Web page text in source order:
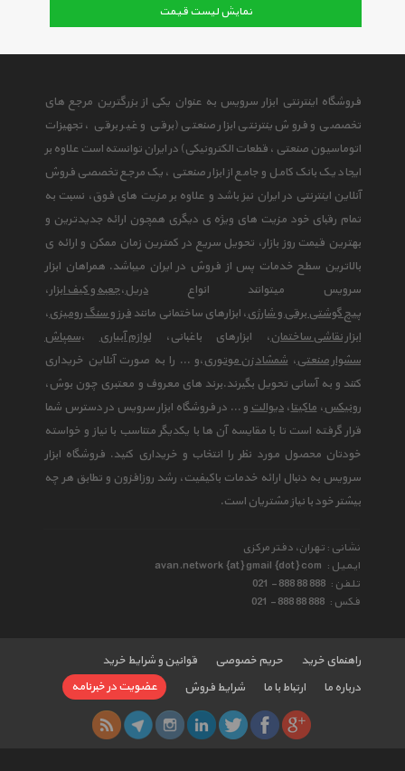
نمایش لیست قیمت
فروشگاه اینترنتی ابزار سرویس به عنوان یکی از بزرگترین مرجع های
تخصصی و فروش ینترنتی ابزار صنعتی (برقی و غیر برقی ، تجهیزات
اتوماسیون صنعتی ، قطعات الکترونیکی) در ایران توانسته است علاوه بر
ایجاد یک بانک کامل و جامع از ابزار صنعتی ، یک مرجع تخصصی فروش
آنلاین اینترنتی در ایران نیز باشد و علاوه بر مزیت های فوق، نسبت به
تمام رقبای خود مزیت های ویژه ی دیگری همچون ارائه جدیدترین و
بهترین قیمت روز بازار، تحویل سریع در کمترین زمان ممکن و ارائه ی
بالاترین سطح خدمات پس از فروش در ایران میباشد. همراهان ابزار
سرویس میتوانند انواع دریل،جعبه و کیف ابزار،
پیچ گوشتی برقی و شارژی، ابزارهای ساختمانی مانند فرز و سنگ رومیزی،
ابزار نقاشی ساختمان، ابزارهای باغبانی،لوازم آبیاری ،سمپاش
سشوار صنعتی،شمشاد زن موتوری،و ... را به صورت آنلاین خریداری
کنند و به آسانی تحویل بگیرند.برند های معروف و معتبری چون بوش،
رونیکس،ماکیتا،دیوالتو ... در فروشگاه ابزار سرویس در دسترس شما
قرار گرفته است تا با مقایسه آن ها با یکدیگر متناسب با نیاز و خواسته
خودتان محصول مورد نظر را انتخاب و خریداری کنید. فروشگاه ابزار
سرویس به دنبال ارائه خدمات باکیفیت، رشد روزافزون و تطابق هر چه
بیشتر خود با نیاز مشتریان است.
نشانی : تهران، دفتر مرکزی
ایمیل : avan.network {at} gmail {dot} com
تلفن : 021 - 888 88 888
فکس : 021 - 888 88 888
راهنمای خرید حریم خصوصی
قوانین و شرایط خرید
درباره ما
ارتباط با ما شرایط فروش عضویت در خبرنامه